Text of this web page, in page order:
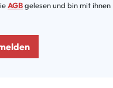
AGBgelesen und bin mit ihnen